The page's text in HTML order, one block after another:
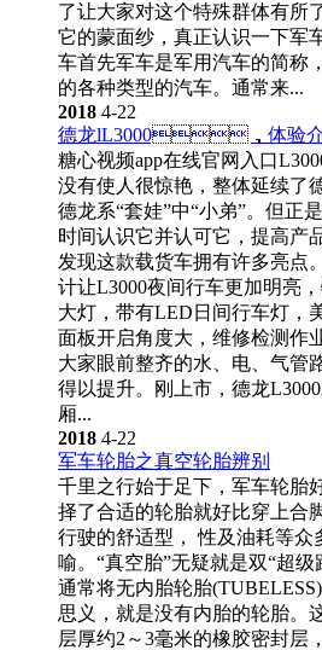
了让大家对这个特殊群体有所
它的蒙面纱，真正认识一下军
车首先军车是军用汽车的简称
的各种类型的汽车。通常来...
2018 4-22
德龙lL3000，体验
糖心视频app在线官网入口L3000
没有使人很惊艳，整体延续了
德龙系“套娃”中“小弟”。但
时间认识它并认可它，提高产
发现这款载货车拥有许多亮点
计让L3000夜间行车更加明亮
大灯，带有LED日间行车灯
面板开启角度大，维修检测作
大家眼前整齐的水、电、
得以提升。刚上市，德龙L3000就
厢...
2018 4-22
军车轮胎之真空轮胎辨别
千里之行始于足下，军车轮
择了合适的轮胎就好比穿上合
行驶的舒适型， 性及油耗等众
喻。“真空胎”无疑就是双“超级
通常将无内胎轮胎(TUBELESS)
思义，就是没有内胎的轮胎
层厚约2～3毫米的橡胶密封层